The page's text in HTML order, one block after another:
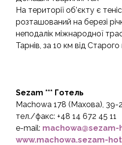
На території об’єкту є
розташований на березі
неподалік міжнародної
Taрнів, за 10 км від Старого
Sezam *** Готель
Machowa 178 (Махова), 39-
тел./факс: +48 14 672 45 11
e-mail:
www.machowa.sezam-